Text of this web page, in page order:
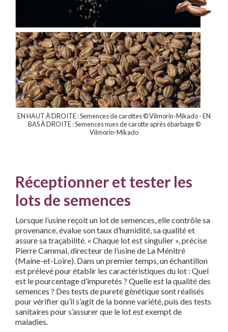
EN HAUT À DROITE : Semences de carottes © Vilmorin-Mikado - EN
BAS À DROITE : Semences nues de carotte après ébarbage ©
Vilmorin-Mikado
Réceptionner et tester les
lots de semences
Lorsque l’usine reçoit un lot de semences, elle contrôle sa
provenance, évalue son taux d’humidité, sa qualité et
assure satraçabilité. « Chaque lot est singulier », précise
Pierre Cammal, directeur de l’usine de La Ménitré
(Maine-et-Loire). Dans un premier temps, un échantillon
est prélevé pour établir les caractéristiques du lot : Quel
est le pourcentage d’impuretés ? Quelle est la qualité des
semences ? Des tests de pureté génétique sont réalisés
pour vérifier qu’il s’agit de la bonne variété, puis des tests
sanitaires pour s’assurer que le lot est exempt de
maladies.